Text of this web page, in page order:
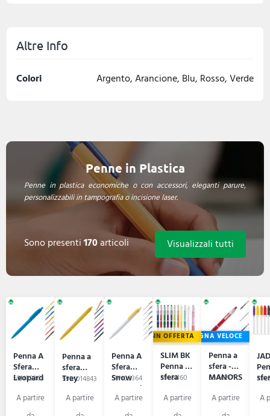
Altre Info
Colori Argento, Arancione, Blu, Rosso, Verde
Penne in Plastica
Penne in plastica economiche o con accessori, eleganti parure,
personalizzabili in tampografia o incisione laser.
Sono presenti170articoli Visualizzali tutti
Penna A
Sfera
Leopard
59N09363
Penna a
sfera
Trey
59B1014843
Penna A
Sfera
Snow
Leopard
59N09364
IN OFFERTA
SLIM BK
Penna a
sfera
59L81160
CONSEGNA VELOCE
Penna a
sfera -
MANORS
59A6217